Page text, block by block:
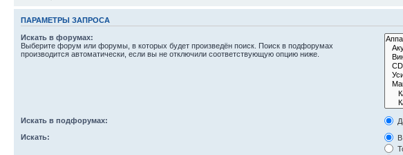
ПАРАМЕТРЫ ЗАПРОСА
Искать в форумах:
Выберите форум или форумы, в которых будет произведён поиск. Поиск в подфорумах
производится автоматически, если вы не отключили соответствующую опцию ниже.
Искать в подфорумах:
Искать: